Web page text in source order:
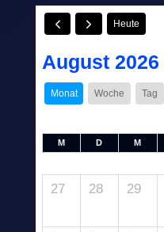
Heute
August 2026
Monat Woche Tag
M D M
27 28 29